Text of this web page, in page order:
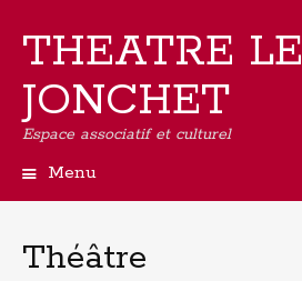
THEATRE LE
JONCHET
Espace associatif et culturel
Menu
contenu
principal
Théâtre